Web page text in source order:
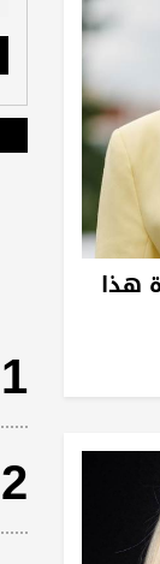
هذا
1
2